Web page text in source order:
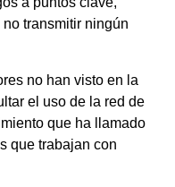
transmitir ningún
no han visto en la
el uso de la red de
que ha llamado
que trabajan con